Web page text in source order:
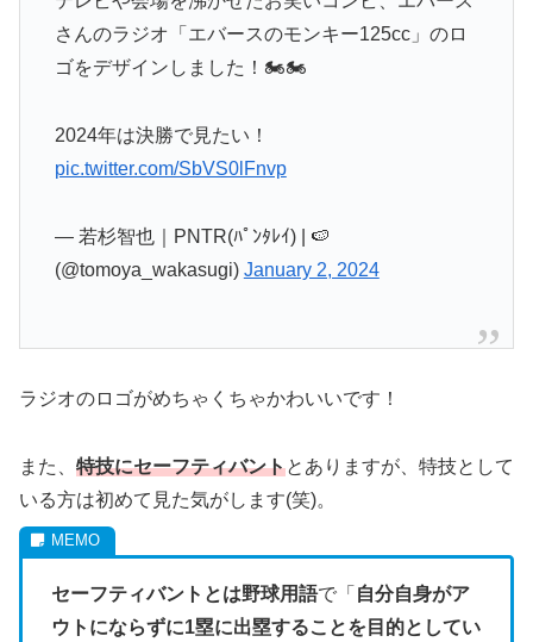
さんのラジオ「エバースのモンキー125cc」のロ
ゴをデザインしました！🏍️🏍️
2024年は決勝で見たい！
pic.twitter.com/SbVS0lFnvp
— 若杉智也｜PNTR(ﾊﾟﾝﾀﾚｲ) | 🍉
(@tomoya_wakasugi) January 2, 2024
ラジオのロゴがめちゃくちゃかわいいです！
また、 特技にセーフティバントとありますが、特技として
いる方は初めて見た気がします(笑)。
セーフティバントとは野球用語で「 自分自身がア
ウトにならずに1塁に出塁することを目的としてい